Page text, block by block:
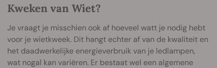
Kweken van Wiet?
Je vraagt je misschien ook af hoeveel watt je nodig hebt
voor je wietkweek. Dit hangt echter af van de kwaliteit en
het daadwerkelijke energieverbruik van je ledlampen,
wat nogal kan variëren. Er bestaat wel een algemene